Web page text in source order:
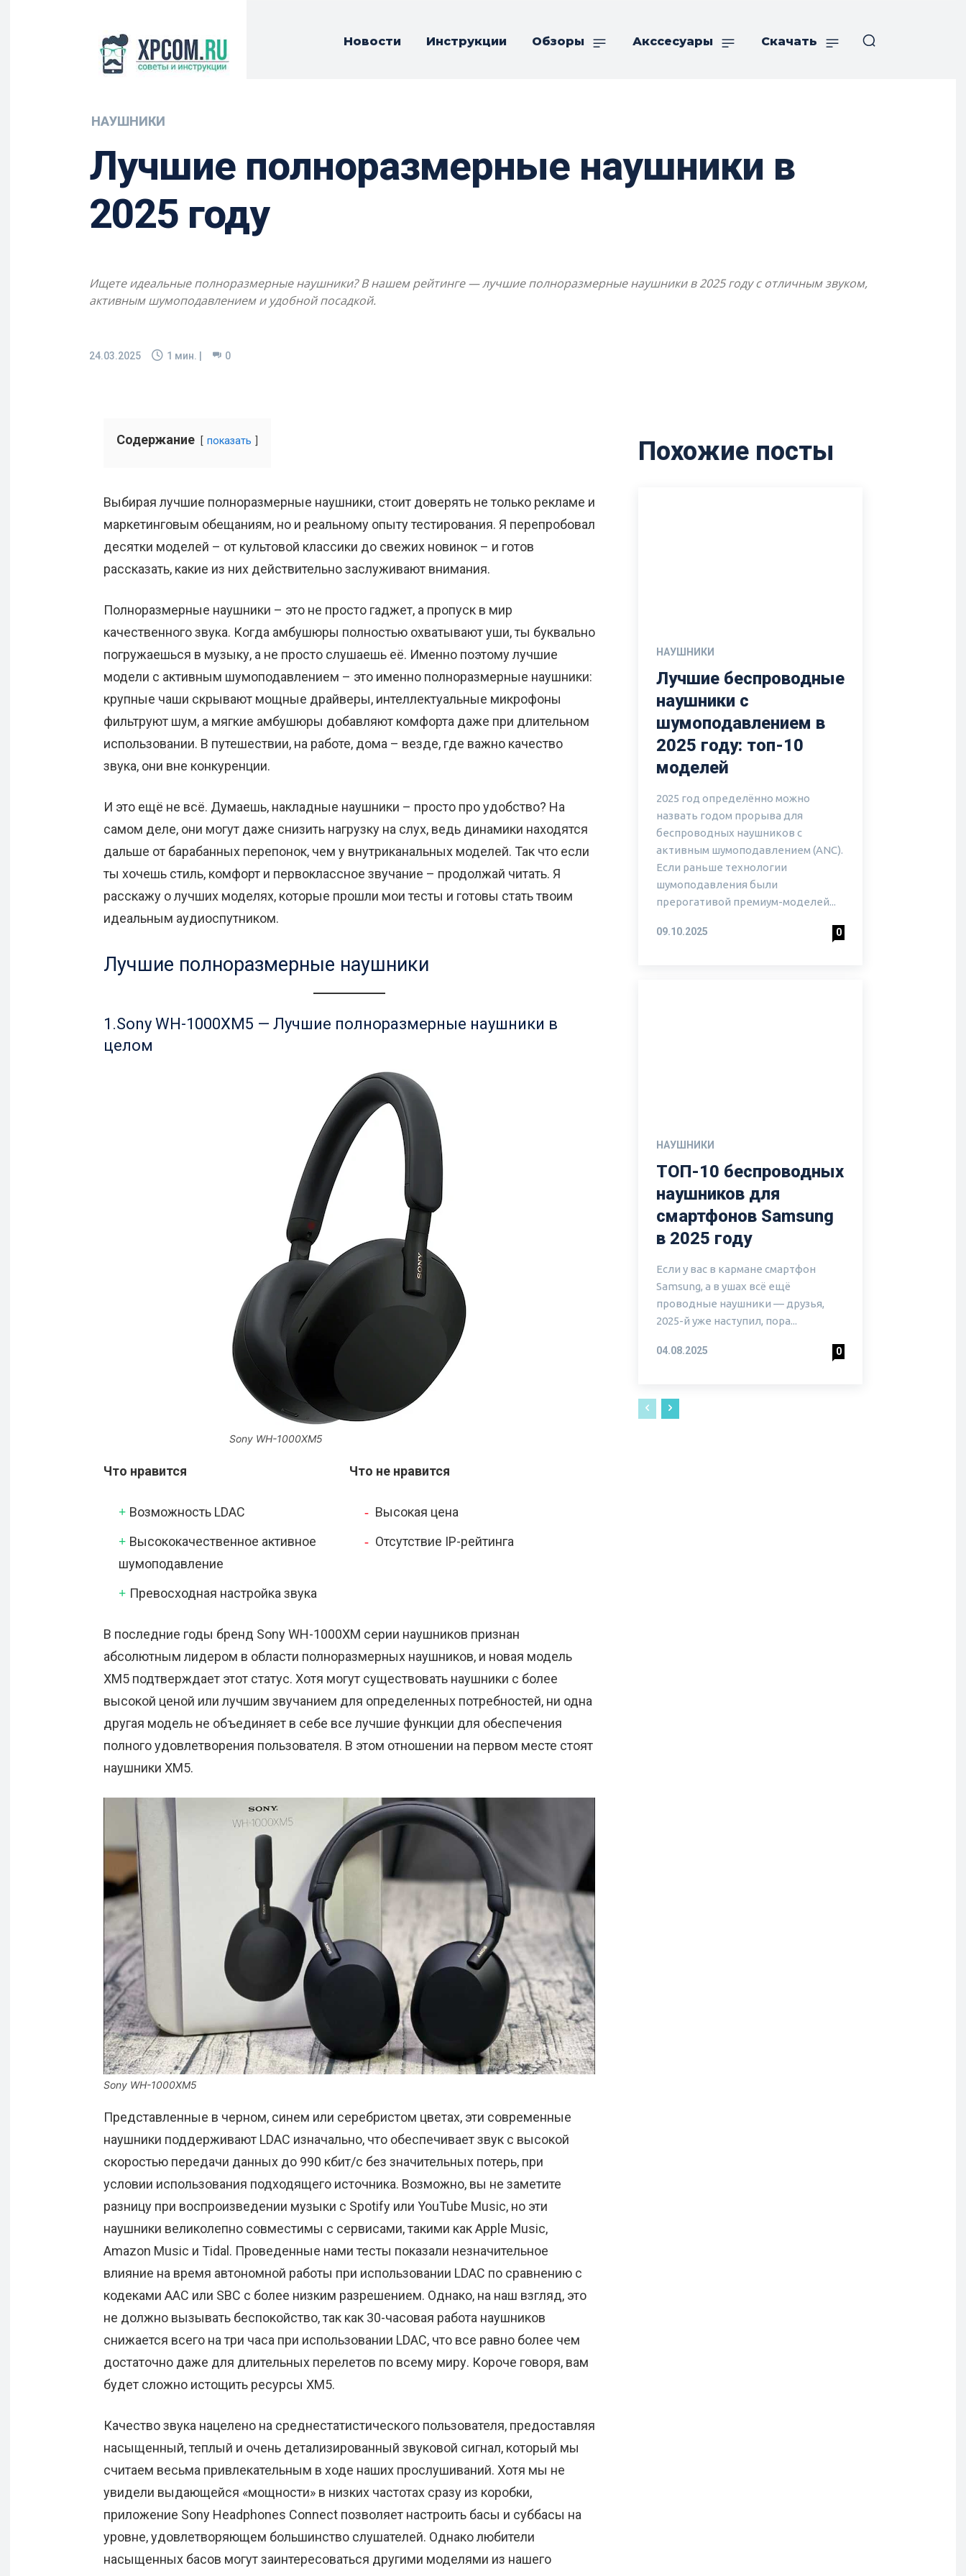
Новости Инструкции Обзоры Акссесуары Скачать
НАУШНИКИ
Лучшие полноразмерные наушники в
2025 году
Ищете идеальные полноразмерные наушники? В нашем рейтинге — лучшие полноразмерные наушники в 2025 году с отличным звуком,
активным шумоподавлением и удобной посадкой.
24.03.2025 1 мин. | 0
Содержание показать
Выбирая лучшие полноразмерные наушники, стоит доверять не только рекламе и
маркетинговым обещаниям, но и реальному опыту тестирования. Я перепробовал
десятки моделей – от культовой классики до свежих новинок – и готов
рассказать, какие из них действительно заслуживают внимания.
Полноразмерные наушники – это не просто гаджет, а пропуск в мир
качественного звука. Когда амбушюры полностью охватывают уши, ты буквально
погружаешься в музыку, а не просто слушаешь её. Именно поэтому лучшие
модели с активным шумоподавлением – это именно полноразмерные наушники:
крупные чаши скрывают мощные драйверы, интеллектуальные микрофоны
фильтруют шум, а мягкие амбушюры добавляют комфорта даже при длительном
использовании. В путешествии, на работе, дома – везде, где важно качество
звука, они вне конкуренции.
И это ещё не всё. Думаешь, накладные наушники – просто про удобство? На
самом деле, они могут даже снизить нагрузку на слух, ведь динамики находятся
дальше от барабанных перепонок, чем у внутриканальных моделей. Так что если
ты хочешь стиль, комфорт и первоклассное звучание – продолжай читать. Я
расскажу о лучших моделях, которые прошли мои тесты и готовы стать твоим
идеальным аудиоспутником.
Лучшие полноразмерные наушники
1.Sony WH-1000XM5 — Лучшие полноразмерные наушники в
целом
Sony WH-1000XM5
Что нравится
Возможность LDAC
Высококачественное активное
шумоподавление
Превосходная настройка звука
Что не нравится
Высокая цена
Отсутствие IP-рейтинга
В последние годы бренд Sony WH-1000XM серии наушников признан
абсолютным лидером в области полноразмерных наушников, и новая модель
XM5 подтверждает этот статус. Хотя могут существовать наушники с более
высокой ценой или лучшим звучанием для определенных потребностей, ни одна
другая модель не объединяет в себе все лучшие функции для обеспечения
полного удовлетворения пользователя. В этом отношении на первом месте стоят
наушники XM5.
Sony WH-1000XM5
Представленные в черном, синем или серебристом цветах, эти современные
наушники поддерживают LDAC изначально, что обеспечивает звук с высокой
скоростью передачи данных до 990 кбит/с без значительных потерь, при
условии использования подходящего источника. Возможно, вы не заметите
разницу при воспроизведении музыки с Spotify или YouTube Music, но эти
наушники великолепно совместимы с сервисами, такими как Apple Music,
Amazon Music и Tidal. Проведенные нами тесты показали незначительное
влияние на время автономной работы при использовании LDAC по сравнению с
кодеками AAC или SBC с более низким разрешением. Однако, на наш взгляд, это
не должно вызывать беспокойство, так как 30-часовая работа наушников
снижается всего на три часа при использовании LDAC, что все равно более чем
достаточно даже для длительных перелетов по всему миру. Короче говоря, вам
будет сложно истощить ресурсы XM5.
Качество звука нацелено на среднестатистического пользователя, предоставляя
насыщенный, теплый и очень детализированный звуковой сигнал, который мы
считаем весьма привлекательным в ходе наших прослушиваний. Хотя мы не
увидели выдающейся «мощности» в низких частотах сразу из коробки,
приложение Sony Headphones Connect позволяет настроить басы и суббасы на
уровне, удовлетворяющем большинство слушателей. Однако любители
насыщенных басов могут заинтересоваться другими моделями из нашего
Похожие посты
НАУШНИКИ
Лучшие беспроводные
наушники с
шумоподавлением в
2025 году: топ-10
моделей
2025 год определённо можно
назвать годом прорыва для
беспроводных наушников с
активным шумоподавлением (ANC).
Если раньше технологии
шумоподавления были
прерогативой премиум-моделей...
09.10.2025 0
НАУШНИКИ
ТОП-10 беспроводных
наушников для
смартфонов Samsung
в 2025 году
Если у вас в кармане смартфон
Samsung, а в ушах всё ещё
проводные наушники — друзья,
2025-й уже наступил, пора...
04.08.2025 0